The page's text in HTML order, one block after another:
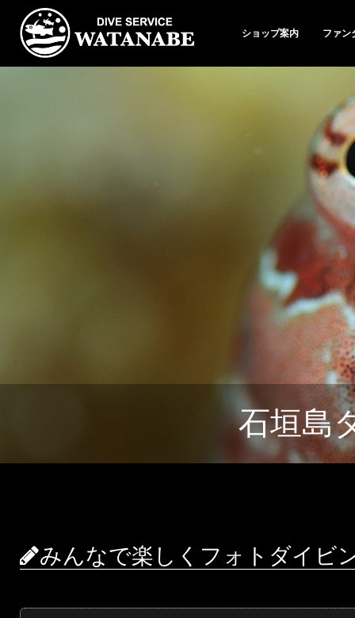
ショップ案内 ファン
石垣島
みんなで楽しくフォトダイビ